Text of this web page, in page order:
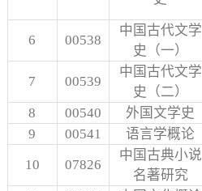
6
00538
中国古代文学
史（一）
7 00539
中国古代文学
史（二）
8 00540 外国文学史
9
00541 语言学概论
10
07826
中国古典小说
名著研究